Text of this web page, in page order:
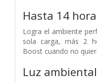
Hasta 14
Logra el ambiente
sola carga, más 2
Boost cuando no
Luz ambiental